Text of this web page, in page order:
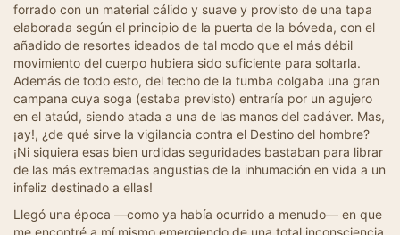
forrado con un material cálido y suave y provisto de una tapa
elaborada según el principio de la puerta de la bóveda, con el
añadido de resortes ideados de tal modo que el más débil
movimiento del cuerpo hubiera sido suficiente para soltarla.
Además de todo esto, del techo de la tumba colgaba una gran
campana cuya soga (estaba previsto) entraría por un agujero
en el ataúd, siendo atada a una de las manos del cadáver. Mas,
¡ay!, ¿de qué sirve la vigilancia contra el Destino del hombre?
¡Ni siquiera esas bien urdidas seguridades bastaban para librar
de las más extremadas angustias de la inhumación en vida a un
infeliz destinado a ellas!
Llegó una época —como ya había ocurrido a menudo— en que
me encontré a mí mismo emergiendo de una total inconsciencia